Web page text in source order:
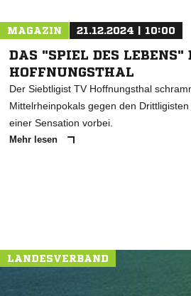
MAGAZIN 21.12.2024 | 10:00
DAS "SPIEL DES LEBENS"
HOFFNUNGSTHAL
Der Siebtligist TV Hoffnungsthal
Mittelrheinpokals gegen den
einer Sensation vorbei.
Mehr lesen
LANDESVERBAND